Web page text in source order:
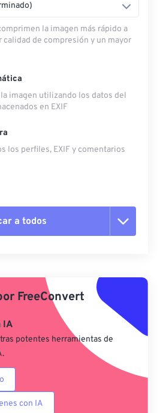
la imagen más rápido a
calidad de compresión y un mayor
imagen utilizando los datos del
en EXIF
los perfiles, EXIF ​​y comentarios
a todos
ajuste preestablecido
FreeConvert
IA
potentes herramientas de
con IA